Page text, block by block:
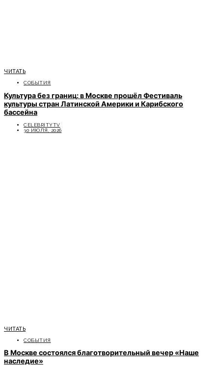
ЧИТАТЬ
СОБЫТИЯ
Культура без границ: в Москве прошёл Фестиваль
культуры стран Латинской Америки и Карибского
бассейна
CELEBRITYTV
30 ИЮЛЯ, 2026
ЧИТАТЬ
СОБЫТИЯ
В Москве состоялся благотворительный вечер «Наше
наследие»